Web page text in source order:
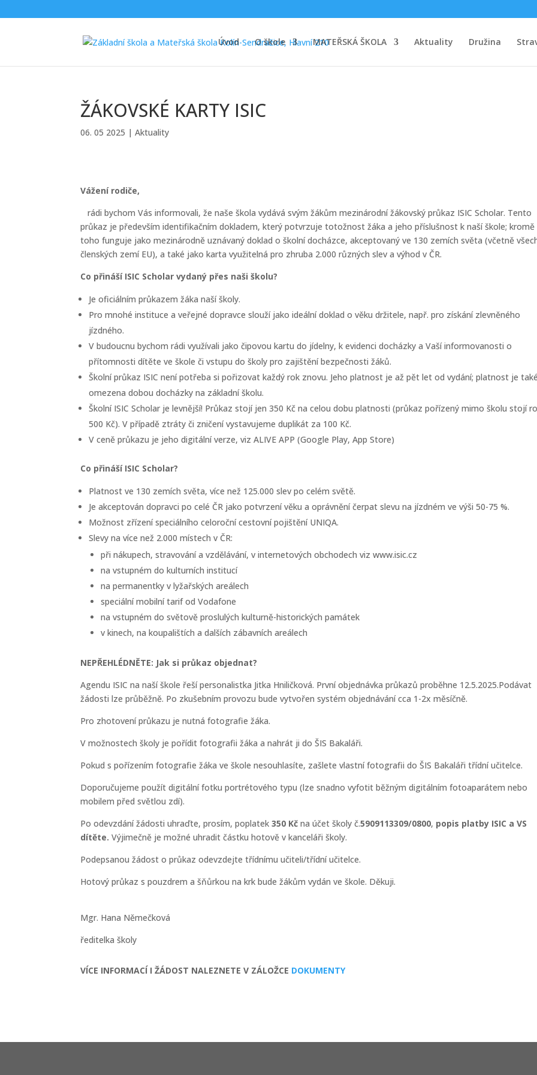
Úvod O škole MATEŘSKÁ ŠKOLA Aktuality Družina
ŽÁKOVSKÉ KARTY ISIC
06. 05 2025 |Aktuality
Vážení rodiče,
rádi bychom Vás informovali, že naše škola vydává svým žákům mezinárodní žákovský průkaz ISIC Scholar. Tento
průkaz je především identifikačním dokladem, který potvrzuje totožnost žáka a jeho příslušnost k naší škole; kromě
toho funguje jako mezinárodně uznávaný doklad o školní docházce, akceptovaný ve 130 zemích světa (včetně
členských zemí EU), a také jako karta využitelná pro zhruba 2.000 různých slev a výhod v ČR.
Co přináší ISIC Scholar vydaný přes naši školu?
Je oficiálním průkazem žáka naší školy.
Pro mnohé instituce a veřejné dopravce slouží jako ideální doklad o věku držitele, např. pro získání zlevněného
jízdného.
V budoucnu bychom rádi využívali jako čipovou kartu do jídelny, k evidenci docházky a Vaší informovanosti o
přítomnosti dítěte ve škole či vstupu do školy pro zajištění bezpečnosti žáků.
Školní průkaz ISIC není potřeba si pořizovat každý rok znovu. Jeho platnost je až pět let od vydání; platnost je také
omezena dobou docházky na základní školu.
Školní ISIC Scholar je levnější! Průkaz stojí jen 350 Kč na celou dobu platnosti (průkaz pořízený mimo školu stojí
500 Kč). V případě ztráty či zničení vystavujeme duplikát za 100 Kč.
V ceně průkazu je jeho digitální verze, viz ALIVE APP (Google Play, App Store)
Co přináší ISIC Scholar?
Platnost ve 130 zemích světa, více než 125.000 slev po celém světě.
Je akceptován dopravci po celé ČR jako potvrzení věku a oprávnění čerpat slevu na jízdném ve výši 50-75 %.
Možnost zřízení speciálního celoroční cestovní pojištění UNIQA.
Slevy na více než 2.000 místech v ČR:
při nákupech, stravování a vzdělávání, v internetových obchodech viz www.isic.cz
na vstupném do kulturních institucí
na permanentky v lyžařských areálech
speciální mobilní tarif od Vodafone
na vstupném do světově proslulých kulturně-historických památek
v kinech, na koupalištích a dalších zábavních areálech
NEPŘEHLÉDNĚTE: Jak si průkaz objednat?
Agendu ISIC na naší škole řeší personalistka Jitka Hniličková. První objednávka průkazů proběhne 12.5.2025.Podávat
žádosti lze průběžně. Po zkušebním provozu bude vytvořen systém objednávání cca 1-2x měsíčně.
Pro zhotovení průkazu je nutná fotografie žáka.
V možnostech školy je pořídit fotografii žáka a nahrát ji do ŠIS Bakaláři.
Pokud s pořízením fotografie žáka ve škole nesouhlasíte, zašlete vlastní fotografii do ŠIS Bakaláři třídní učitelce.
Doporučujeme použít digitální fotku portrétového typu (lze snadno vyfotit běžným digitálním fotoaparátem nebo
mobilem před světlou zdí).
Po odevzdání žádosti uhraďte, prosím, poplatek350 Kč na účet školy č.5909113309/0800, popis platby ISIC a VS
dítěte.Výjimečně je možné uhradit částku hotově v kanceláři školy.
Podepsanou žádost o průkaz odevzdejte třídnímu učiteli/třídní učitelce.
Hotový průkaz s pouzdrem a šňůrkou na krk bude žákům vydán ve škole. Děkuji.
Mgr. Hana Němečková
ředitelka školy
VÍCE INFORMACÍ I ŽÁDOST NALEZNETE V ZÁLOŽCE DOKUMENTY